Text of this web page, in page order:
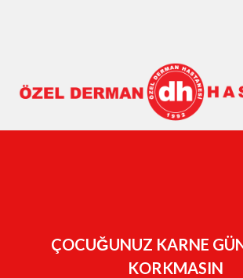
ÇOCUĞUNUZ KARNE
KORKMASIN